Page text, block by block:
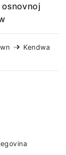
Kendwa